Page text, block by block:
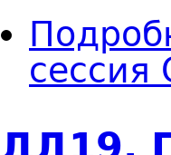
сессия